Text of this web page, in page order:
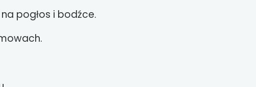
pogłos i bodźce.